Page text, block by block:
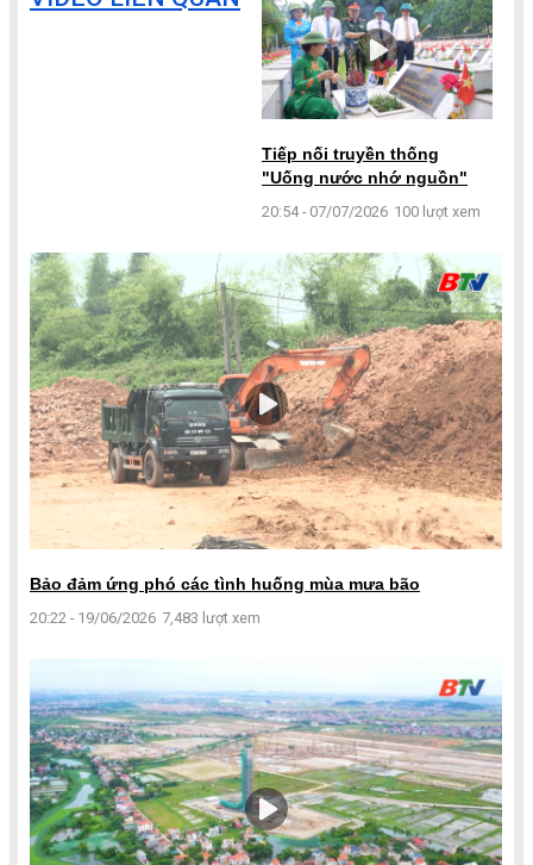
Tiếp nối truyền thống
"Uống nước nhớ nguồn"
20:54 - 07/07/2026 100 lượt xem
Bảo đảm ứng phó các tình huống mùa mưa bão
20:22 - 19/06/2026 7,483 lượt xem